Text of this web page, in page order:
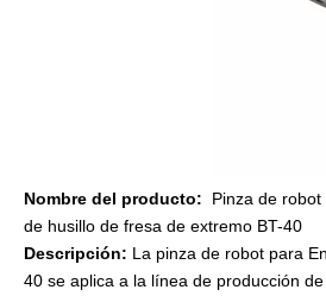
Nombre del producto: Pinza de
de husillo de fresa de extremo BT-40
Descripción: La pinza de robot para
40 se aplica a la línea de producción